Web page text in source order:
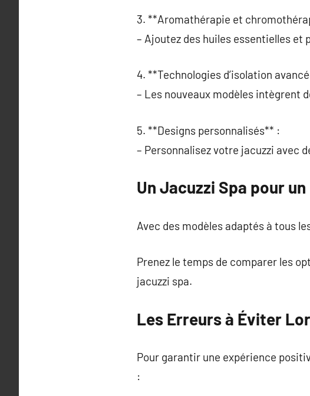
3. **Aromathérapie et
– Ajoutez des huiles essentielles
4. **Technologies d’isolation
– Les nouveaux modèles intègrent
5. **Designs personnalisés** :
– Personnalisez votre jacuzzi avec
Un Jacuzzi Spa pour
Avec des modèles adaptés à tous
Prenez le temps de comparer les
jacuzzi spa.
Les Erreurs à Éviter
Pour garantir une expérience
: